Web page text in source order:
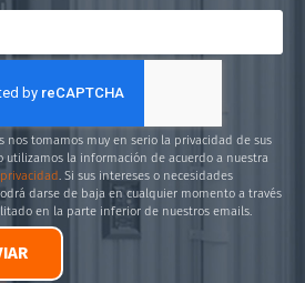
nos tomamos muy en serio la privacidad de sus
utilizamos la información de acuerdo a nuestra
. Si sus intereses o necesidades
darse de baja en cualquier momento a través
en la parte inferior de nuestros emails.